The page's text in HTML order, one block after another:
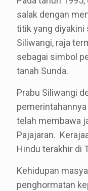
salak dengan
titik yang diyakini
Siliwangi, raja
sebagai simbol
tanah Sunda.
Prabu Siliwangi
pemerintahannya
telah membawa
Pajajaran.
Hindu terakhir di
Kehidupan
penghormatan